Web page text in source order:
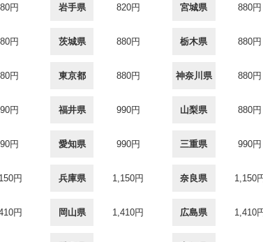
円 岩手県 820円 宮城県 880円
円 茨城県 880円 栃木県 880円
円 東京都 880円 神奈川県 880円
円 福井県 990円 山梨県 880円
円 愛知県 990円 三重県 990円
円 兵庫県 1,150円 奈良県 1,150
円 岡山県 1,410円 広島県 1,410